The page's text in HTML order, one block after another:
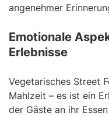
angenehmer
Emotionale
Erlebnisse
Vegetarisches Street
Mahlzeit – es ist ein
der Gäste an ihr